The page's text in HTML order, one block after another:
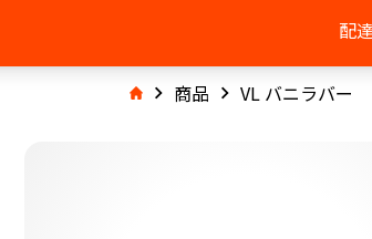
配
商品 VL バニラバー